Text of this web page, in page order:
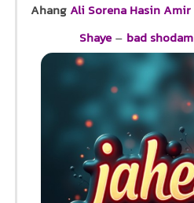
Ahang Ali Sorena Hasin
Shaye– bad shodam